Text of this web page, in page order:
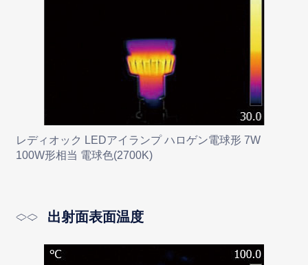
レディオック LEDアイランプ ハロゲン電球形 7W
100W形相当 電球色(2700K)
出射面表面温度